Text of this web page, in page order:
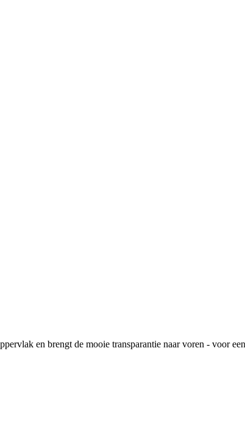
en brengt de mooie transparantie naar voren - voor